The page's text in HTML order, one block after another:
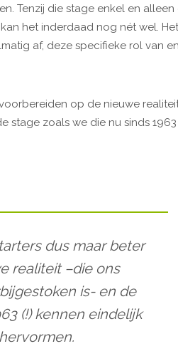
Tenzij die stage enkel en
het inderdaad nog nét wel. Het
af, deze specifieke rol van
op de nieuwe
stage zoals we die nu sinds 1963
dus maar beter
realiteit –die ons
is- en de
(!) kennen eindelijk